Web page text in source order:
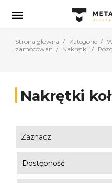

Strona główna Kategorie
zamocowań
Nakrętki
Nakrętki
Zaznacz
Dostępność